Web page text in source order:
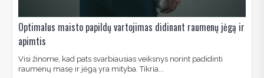
Optimalus maisto papildų vartojimas didinant raumenų jėgą ir
apimtis
Visi žinome, kad pats svarbiausias veiksnys norint padidinti
raumenų masę ir jėgą yra mityba. Tikria...